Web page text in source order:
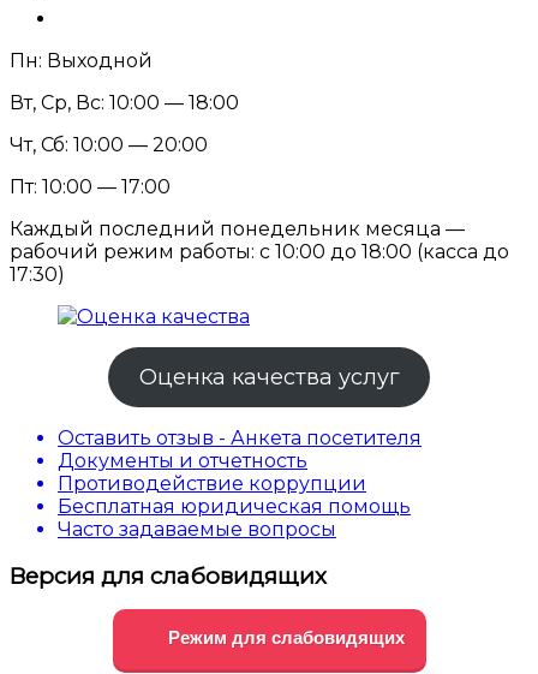
Пн: Выходной
Вт, Ср, Вс: 10:00 — 18:00
Чт, Сб: 10:00 — 20:00
Пт: 10:00 — 17:00
Каждый последний понедельник месяца —
рабочий режим работы: с 10:00 до 18:00 (касса до
17:30)
Оценка качества услуг
Оставить отзыв - Анкета посетителя
Документы и отчетность
Противодействие коррупции
Бесплатная юридическая помощь
Часто задаваемые вопросы
Версия для слабовидящих
Режим для слабовидящих